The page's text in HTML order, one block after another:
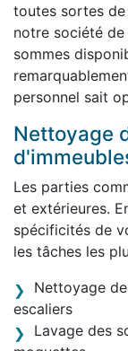
toutes sortes
notre société
sommes
personnel sait
Nettoyage
Les parties
et extérieures.
spécificités de
les tâches les
Nettoyage
escaliers
Lavage des